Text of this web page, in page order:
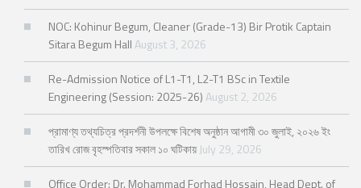
NOC: Kohinur Begum, Cleaner (Grade-13) Bir Protik Captain
Sitara Begum HallAugust 3, 2026
Re-Admission Notice of L1-T1, L2-T1 BSc in Textile
Engineering (Session: 2025-26)August 2, 2026
প্রামাণ্য তথ্যচিত্র প্রদর্শনী উপলক্ষে বিশেষ অনুষ্ঠান আগামী ৩০ জুলাই, ২০২৬ ইং
তারিখ রোজ বৃহস্পতিবার সকাল ১০ ঘটিকায় July 29, 2026
Office Order: Dr. Mohammad Forhad Hossain, Head Dept. of